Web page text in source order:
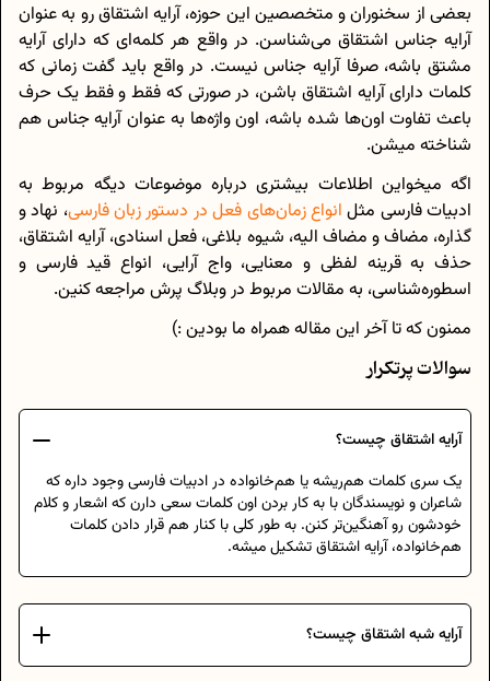
بعضی از سخنوران و متخصصین این حوزه، آرایه اشتقاق رو به عنوان
آرایه جناس اشتقاق می‌شناسن. در واقع هر کلمه‌ای که دارای آرایه
مشتق باشه، صرفا آرایه جناس نیست. در واقع باید گفت زمانی که
کلمات دارای آرایه اشتقاق باشن، در صورتی که فقط و فقط یک حرف
باعث تفاوت اون‌ها شده باشه، اون واژه‌ها به عنوان آرایه جناس هم
شناخته میشن.
اگه میخواین اطلاعات بیشتری درباره موضوعات دیگه مربوط به
ادبیات فارسی مثل انواع زمان‌های فعل در دستور زبان فارسی، نهاد و
گذاره، مضاف و مضاف الیه، شیوه بلاغی، فعل اسنادی، آرایه اشتقاق،
حذف به قرینه لفظی و معنایی، واج آرایی، انواع قید فارسی و
اسطوره‌شناسی، به مقالات مربوط در وبلاگ پرش مراجعه کنین.
ممنون که تا آخر این مقاله همراه ما بودین :)
سوالات پرتکرار
آرایه اشتقاق چیست؟
یک سری کلمات هم‌ریشه یا هم‌خانواده در ادبیات فارسی وجود داره که
شاعران و نویسندگان با به کار بردن اون کلمات سعی دارن که اشعار و کلام
خودشون رو آهنگین‌تر کنن. به طور کلی با کنار هم قرار دادن کلمات
هم‌خانواده، آرایه اشتقاق تشکیل میشه.
آرایه شبه اشتقاق چیست؟